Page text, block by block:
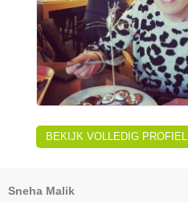
BEKIJK VOLLEDIG PROFIEL
Sneha Malik